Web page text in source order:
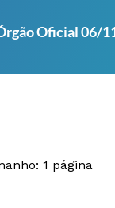
Oficial 06/
1 página